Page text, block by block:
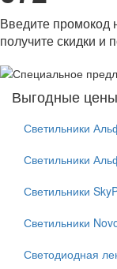
Введите промокод
получите скидки и
Выгодные
Светильники
Светильники
Светильники
Светильники
Светодиодная